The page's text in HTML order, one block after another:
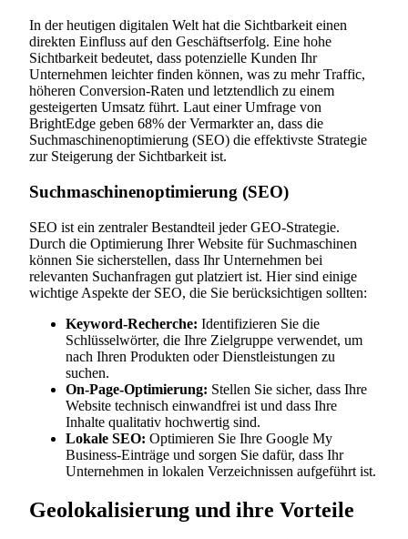
In der heutigen digitalen Welt hat die Sichtbarkeit einen
direkten Einfluss auf den Geschäftserfolg. Eine hohe
Sichtbarkeit bedeutet, dass potenzielle Kunden Ihr
Unternehmen leichter finden können, was zu mehr Traffic,
höheren Conversion-Raten und letztendlich zu einem
gesteigerten Umsatz führt. Laut einer Umfrage von
BrightEdge geben 68% der Vermarkter an, dass die
Suchmaschinenoptimierung (SEO) die effektivste Strategie
zur Steigerung der Sichtbarkeit ist.
Suchmaschinenoptimierung (SEO)
SEO ist ein zentraler Bestandteil jeder GEO-Strategie.
Durch die Optimierung Ihrer Website für Suchmaschinen
können Sie sicherstellen, dass Ihr Unternehmen bei
relevanten Suchanfragen gut platziert ist. Hier sind einige
wichtige Aspekte der SEO, die Sie berücksichtigen sollten:
Keyword-Recherche: Identifizieren Sie die
Schlüsselwörter, die Ihre Zielgruppe verwendet, um
nach Ihren Produkten oder Dienstleistungen zu
suchen.
On-Page-Optimierung: Stellen Sie sicher, dass Ihre
Website technisch einwandfrei ist und dass Ihre
Inhalte qualitativ hochwertig sind.
Lokale SEO: Optimieren Sie Ihre Google My
Business-Einträge und sorgen Sie dafür, dass Ihr
Unternehmen in lokalen Verzeichnissen aufgeführt ist.
Geolokalisierung und ihre Vorteile